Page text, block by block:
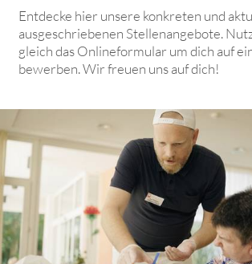
Entdecke hier unsere konkreten und
ausgeschriebenen Stellenangebote.
gleich das Onlineformular um dich auf
bewerben. Wir freuen uns auf dich!